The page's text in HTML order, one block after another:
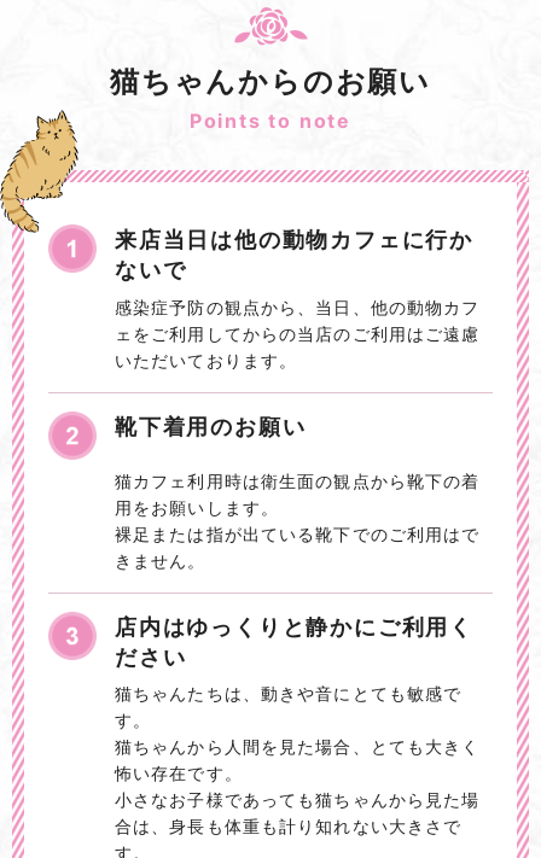
猫ちゃんからのお願い
Points to note
来店当日は他の動物カフェに行か
ないで
感染症予防の観点から、当日、他の動物カフ
ェをご利用してからの当店のご利用はご遠慮
いただいております。
靴下着用のお願い
猫カフェ利用時は衛生面の観点から靴下の着
用をお願いします。
裸足または指が出ている靴下でのご利用はで
きません。
店内はゆっくりと静かにご利用く
ださい
猫ちゃんたちは、動きや音にとても敏感で
す。
猫ちゃんから人間を見た場合、とても大きく
怖い存在です。
小さなお子様であっても猫ちゃんから見た場
合は、身長も体重も計り知れない大きさで
す。